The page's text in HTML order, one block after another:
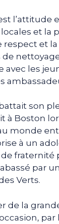
et la
respect et
de
les
son
à Boston
monde
à un
fraternité
par
Verts.
de la